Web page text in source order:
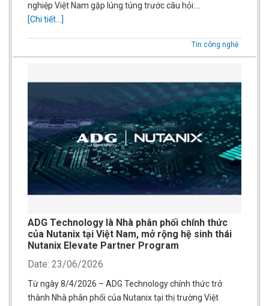
nghiệp Việt Nam gặp lúng túng trước câu hỏi:…
[Chi tiết...]
Tin công nghệ
ADG Technology là Nhà phân phối chính thức
của Nutanix tại Việt Nam, mở rộng hệ sinh thái
Nutanix Elevate Partner Program
Date: 23/06/2026
Từ ngày 8/4/2026 – ADG Technology chính thức trở
thành Nhà phân phối của Nutanix tại thị trường Việt